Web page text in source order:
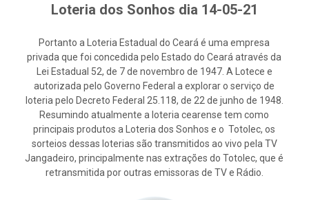
Loteria dos Sonhos dia 14-05-21
Portanto a Loteria Estadual do Ceará é uma empresa
privada que foi concedida pelo Estado do Ceará através da
Lei Estadual 52, de 7 de novembro de 1947. A Lotece e
autorizada pelo Governo Federal a explorar o serviço de
loteria pelo Decreto Federal 25.118, de 22 de junho de 1948.
Resumindo atualmente a loteria cearense tem como
principais produtos a Loteria dos Sonhos e o Totolec, os
sorteios dessas loterias são transmitidos ao vivo pela TV
Jangadeiro, principalmente nas extrações do Totolec, que é
retransmitida por outras emissoras de TV e Rádio.